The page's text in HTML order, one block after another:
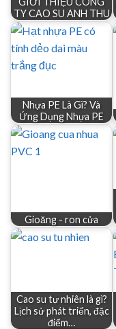
TY CAO SU ANH THU
Nhựa PE Là Gì? Và
Ứng Dụng Nhựa PE
Gioăng - ron cửa
Cao su tự nhiên là gì?
Lịch sử phát triển, đặc
điểm…